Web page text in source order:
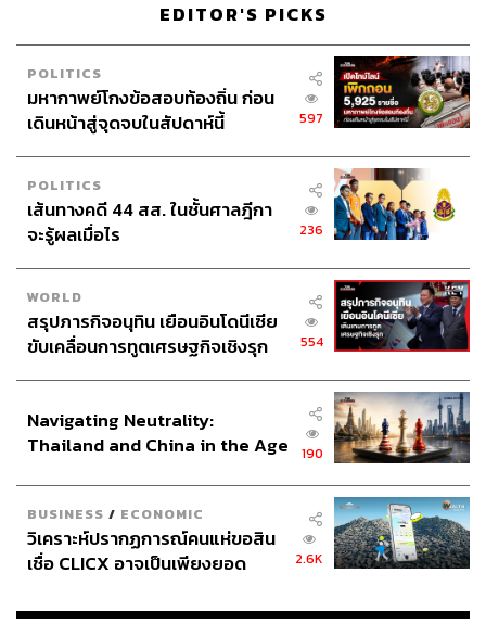
เสมือนลายเซ็นทางสถาปัตยกรรมของสถาปนิกท่านนี้เลยก็ว่า
ได้ นอกจากนี้ก็ยังมีเสาแบบไอออนิกไปจนกระทั่งดีเทลซุ้ม
โค้งที่แทรกตัวอยู่ทั้งด้านนอกและด้านในอาคารเพื่อสะท้อน
เสน่ห์กลิ่นอายนีโอคลาสสิกได้อย่างน่าหลงใหล
อีกรายละเอียดที่ทำให้สถาปัตยกรรมนี้ทรงคุณค่าแตกต่าง
จากที่อื่นก็คือการออกแบบอาคารเพื่อใช้ประโยชน์เป็นห้อง
สมุดโดยเฉพาะตั้งแต่แรกเริ่ม นั่นเลยทำให้รายละเอียดการ
ออกแบบอาคารต่างจากการออกแบบที่อยู่อาศัยหรือสถานที่
EDITOR'S PICKS
POLITICS
มหากาพย์โกงข้อสอบท้องถิ่น ก่อน
เดินหน้าสู่จุดจบในสัปดาห์นี้
597
POLITICS
เส้นทางคดี 44 สส. ในชั้นศาลฎีกา
จะรู้ผลเมื่อไร
236
WORLD
สรุปภารกิจอนุทิน เยือนอินโดนีเซีย
ขับเคลื่อนการทูตเศรษฐกิจเชิงรุก
554
Navigating Neutrality:
Thailand and China in the Age
190
BUSINESS / ECONOMIC
วิเคราะห์ปรากฏการณ์คนแห่ขอสิน
เชื่อ CLICX อาจเป็นเพียงยอด
เรือนไทยที่ถูกซุกไว้
2.6K